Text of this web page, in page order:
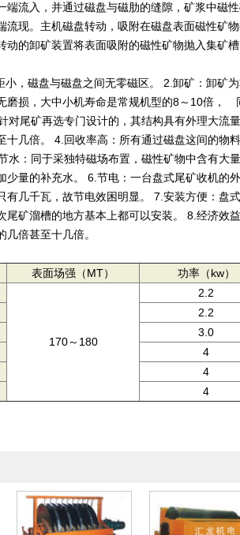
流入，并通过磁盘与磁肋的缝隙，矿浆中磁
流现。主机磁盘转动，吸附在磁盘表面磁性矿
动的卸矿装置将表面吸附的磁性矿物抛入集矿
小，磁盘与磁盘之间无零磁区。 2.卸矿：卸矿
磨损，大中小机寿命是常规机型的8～10倍，
对尾矿再选专门设计的，其结构具有外理大流
十几倍。 4.回收率高：所有通过磁盘这间的物
水：同于采独特磁场布置，磁性矿物中含有大
少量的补充水。 6.节电：一台盘式尾矿收机的
有几千瓦，故节电效困明显。 7.安装方便：盘
尾矿溜槽的地方基本上都可以安装。 8.经济效
倍甚至十几倍。
表面场强（MT） 功率（kw）
170～180
2.2
2.2
3.0
4
4
4